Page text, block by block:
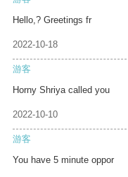
Hello,? Greetings fr
2022-10-18
游客
Horny Shriya called you
2022-10-10
游客
You have 5 minute oppor